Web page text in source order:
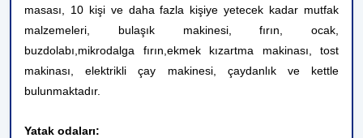
masası, 10 kişi ve daha fazla kişiye yetecek kadar mutfak
malzemeleri, bulaşık makinesi, fırın, ocak,
buzdolabı,mikrodalga fırın,ekmek kızartma makinası, tost
makinası,elektrikli çay makinesi,
çaydanlık ve kettle
bulunmaktadır.
Yatak odaları: